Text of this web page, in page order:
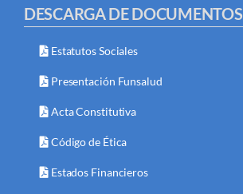
DESCARGA DE DOCUMENTOS
Estatutos Sociales
Presentación Funsalud
Acta Constitutiva
Código de Ética
Estados Financieros